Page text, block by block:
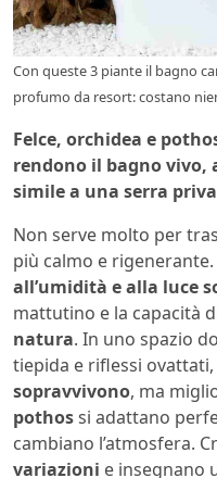
Con queste 3 piante il bagno
profumo da resort: costano
Felce, orchidea e
rendono il bagno vivo,
simile a una serra
Non serve molto per
più calmo e
all’umidità e alla luce
mattutino e la capacità
natura. In uno spazio
tiepida e riflessi
sopravvivono, ma
pothossi adattano
cambiano l’atmosfera.
variazioni e insegnano